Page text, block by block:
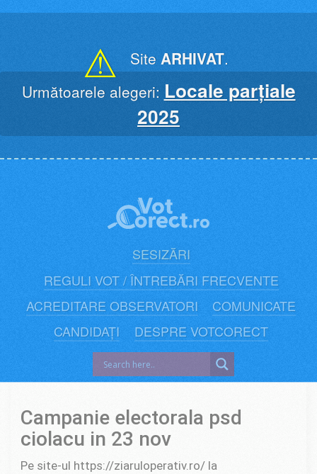
⚠ Site ARHIVAT.
Următoarele alegeri: Locale parțiale
2025
SESIZĂRI
REGULI VOT / ÎNTREBĂRI FRECVENTE
ACREDITARE OBSERVATORI
COMUNICATE
CANDIDAȚI
DESPRE VOTCORECT
Campanie electorala psd
ciolacu in 23 nov
Pe site-ul https://ziaruloperativ.ro/ la